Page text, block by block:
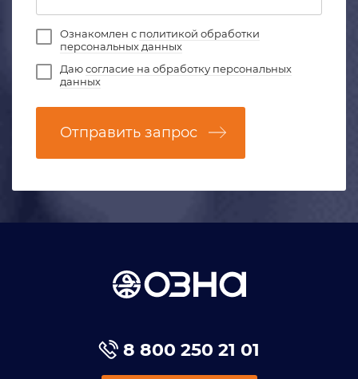
Ознакомлен с политикой обработки
персональных данных
Даюсогласие на обработку персональных
данных
Отправить запрос
8 800 250 21 01